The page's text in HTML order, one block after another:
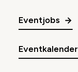
Eventjobs
Eventkalender